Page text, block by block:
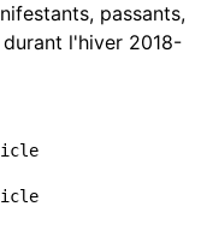
passants,
l'hiver 2018-